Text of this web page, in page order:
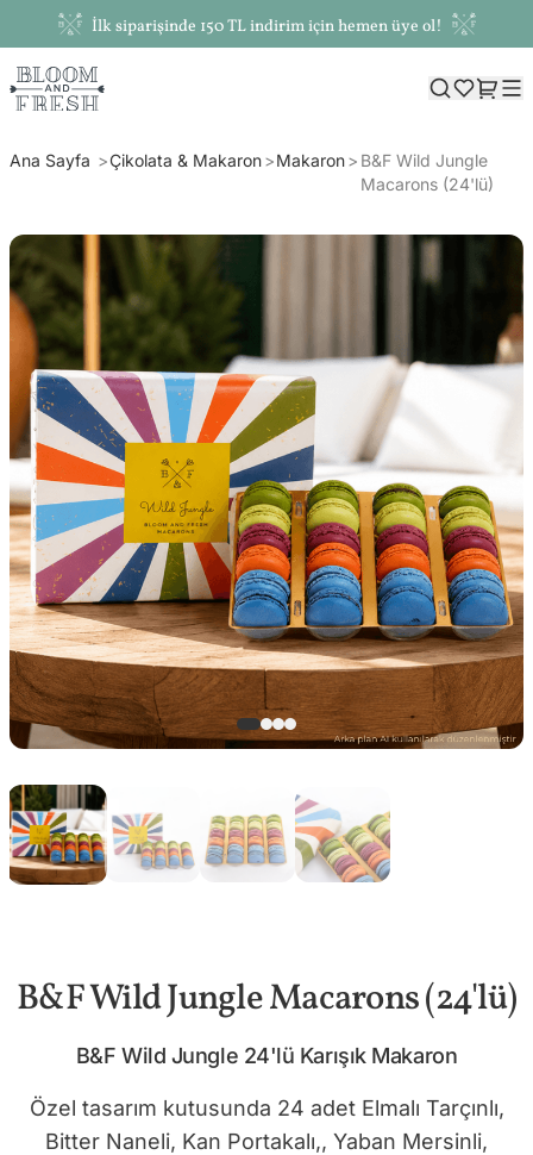
İlk siparişinde 150 TL indirim için hemen üye ol!
Ana Sayfa Çikolata & Makaron Makaron
B&F Wild Jungle
Macarons (24'lü)
B&F Wild Jungle Macarons (24'lü)
B&F Wild Jungle 24'lü Karışık Makaron
Özel tasarım kutusunda 24 adet Elmalı Tarçınlı,
Bitter Naneli, Kan Portakalı,, Yaban Mersinli,